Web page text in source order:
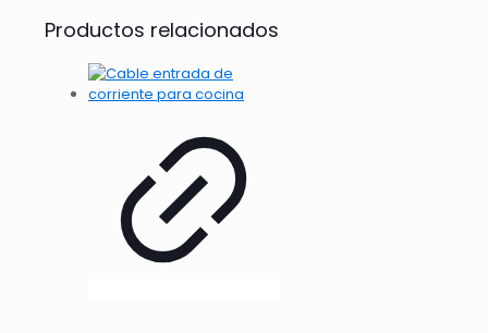
Productos relacionados